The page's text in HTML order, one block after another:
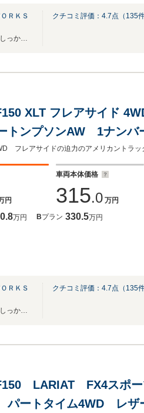
ＲＫＳ
おかげさまで1５周年！しっかりとした整備、しっかりとしたお車をお届けします！
クチコミ評価： 4.7点（ 135
XLT フレアサイド
トンプソンAW 1ナ
ETC サイドチュー
円
車両本体価格
315.0 万円
万円 Bプラン 330.5万円
ＲＫＳ
おかげさまで1５周年！しっかりとした整備、しっかりとしたお車をお届けします！
クチコミ評価： 4.7点（ 135
LARIAT FX4スポ
パートタイム4WD レ